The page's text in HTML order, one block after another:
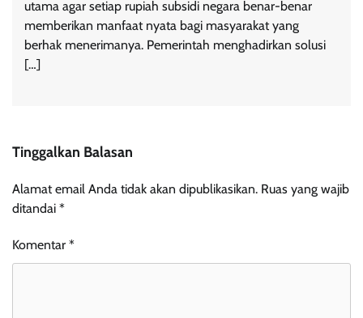
utama agar setiap rupiah subsidi negara benar-benar
memberikan manfaat nyata bagi masyarakat yang
berhak menerimanya. Pemerintah menghadirkan solusi
[…]
Tinggalkan Balasan
Alamat email Anda tidak akan dipublikasikan. Ruas yang wajib
ditandai *
Komentar *